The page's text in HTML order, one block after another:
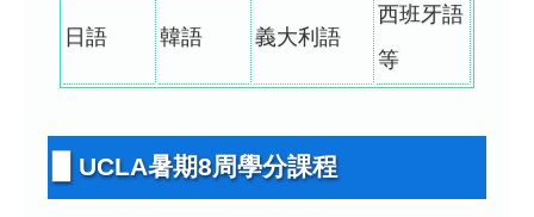
日語 韓語 義大利語
西班牙語
等
▉ UCLA暑期8周學分課程